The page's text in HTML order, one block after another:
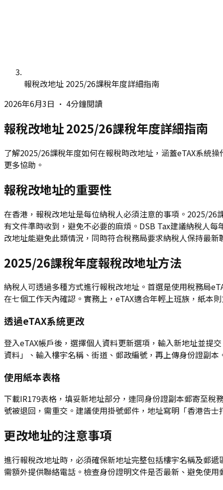
報稅改地址 2025/26課稅年度詳細指南
2026年6月3日 • 4分鐘閱讀
報稅改地址 2025/26課稅年度詳細指南
了解2025/26課稅年度如何在報稅時改地址，涵蓋eTAX系統
更多協助。
報稅改地址的重要性
在香港，報稅改地址是每位納稅人必須注意的事項。2025/
有文件準時收到，避免不必要的麻煩。DSB Tax建議納稅人
改地址能避免此類情況，同時符合稅務局要求納稅人保持最新
2025/26課稅年度報稅改地址方法
納稅人可透過多種方式進行報稅改地址。首選是使用稅務局
在七個工作天內確認。實務上，eTAX適合年輕上班族，紙本
透過eTAX系統更改
登入eTAX帳戶後，選擇個人資料更新選項，輸入新地址並提
資料」、輸入樓宇名稱、街道、郵政編號，再上傳身份證副
使用紙本表格
下載IR179表格，填妥新地址部分，連同身份證副本郵寄至
號被退回，需重交。建議使用掛號郵件，地址寫明「香港告
更改地址的注意事項
進行報稅改地址時，必須確保新地址完整包括樓宇名稱及郵
需額外提供聯絡電話。檢查身份證明文件是否最新、避免使